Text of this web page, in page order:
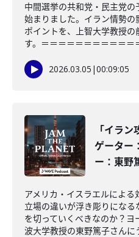
中間選挙の共和党・民主党
始まりました。イラン情勢の
ポイントを、上智大学教授
す。＝＝＝＝＝＝＝＝＝＝＝
2026.03.05 |00:09:05
「イラ
ゲーター
ー：東野
アメリカ・イスラエルによ
立場の違いが浮き彫りにな
を切っていくべきなのか？
波大学教授の東野篤子さんに